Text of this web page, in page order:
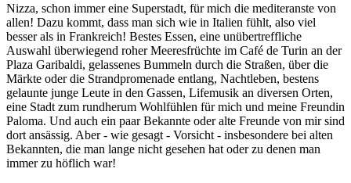
Nizza, schon immer eine Superstadt, für mich die mediteranste von
allen! Dazu kommt, dass man sich wie in Italien fühlt, also viel
besser als in Frankreich! Bestes Essen, eine unübertreffliche
Auswahl überwiegend roher Meeresfrüchte im Café de Turin an der
Plaza Garibaldi, gelassenes Bummeln durch die Straßen, über die
Märkte oder die Strandpromenade entlang, Nachtleben, bestens
gelaunte junge Leute in den Gassen, Lifemusik an diversen Orten,
eine Stadt zum rundherum Wohlfühlen für mich und meine Freundin
Paloma. Und auch ein paar Bekannte oder alte Freunde von mir sind
dort ansässig. Aber - wie gesagt - Vorsicht - insbesondere bei alten
Bekannten, die man lange nicht gesehen hat oder zu denen man
immer zu höflich war!